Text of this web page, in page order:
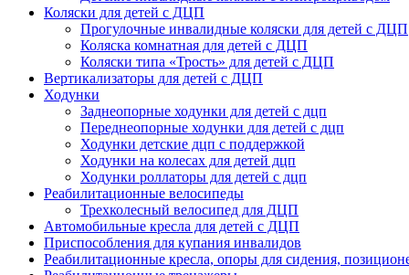
Коляски для детей с ДЦП
Прогулочные инвалидные коляски для детей с ДЦП
Коляска комнатная для детей с ДЦП
Коляски типа «Трость» для детей с ДЦП
Вертикализаторы для детей с ДЦП
Ходунки
Заднеопорные ходунки для детей с дцп
Переднеопорные ходунки для детей с дцп
Ходунки детские дцп с поддержкой
Ходунки на колесах для детей дцп
Ходунки роллаторы для детей с дцп
Реабилитационные велосипеды
Трехколесный велосипед для ДЦП
Автомобильные кресла для детей с ДЦП
Приспособления для купания инвалидов
Реабилитационные кресла, опоры для сидения,